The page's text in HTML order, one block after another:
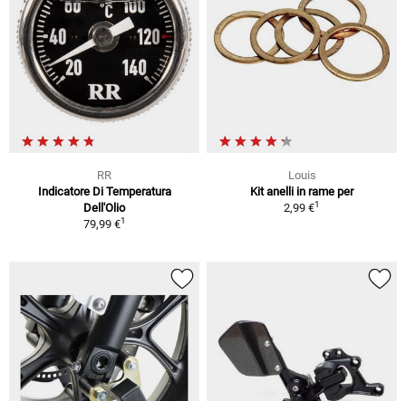
RR
Indicatore Di Temperatura
Dell'Olio
79,99 €1
Louis
Kit anelli in rame per
2,99 €1